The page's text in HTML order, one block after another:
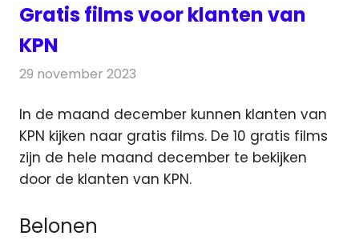
Gratis films voor klanten van
KPN
29 november 2023
In de maand december kunnen klanten van
KPN kijken naar gratis films. De 10 gratis films
zijn de hele maand december te bekijken
door de klanten van KPN.
Belonen